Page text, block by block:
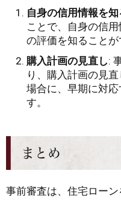
自身の信用情報を知
ことで、自身の信
の評価を知ることが
購入計画の見直し:
り、購入計画の見
場合に、早期に対
す。
まとめ
事前審査は、住宅ロー